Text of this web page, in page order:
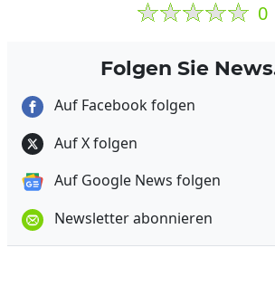
0
Folgen Sie
Auf Facebook folgen
Auf X folgen
Auf Google News folgen
Newsletter abonnieren